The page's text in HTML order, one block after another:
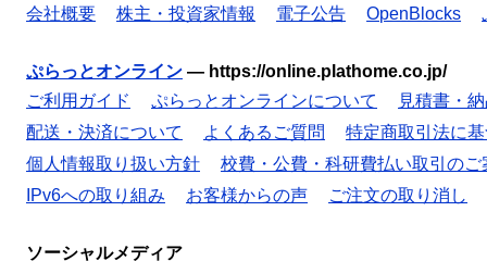
会社概要
株主・投資家情報 電子公告 OpenBlocks
ぷらっとオンライン — https://online.plathome.co.jp/
ご利用ガイド
ぷらっとオンラインについて
見積書・
配送・決済について
よくあるご質問
特定商取引法に
個人情報取り扱い方針
校費・公費・科研費払い取引のご
IPv6への取り組み
お客様からの声 ご注文の取り消し
ソーシャルメディア